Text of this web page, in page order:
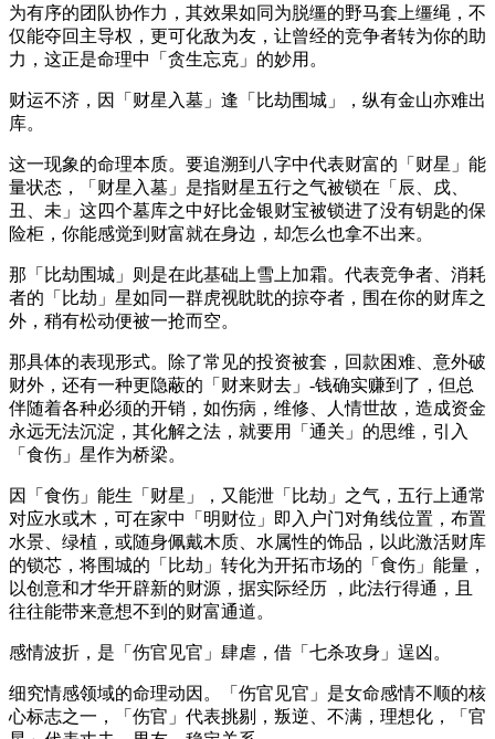
为有序的团队协作力，其效果如同为脱缰的野马套上缰绳，不
仅能夺回主导权，更可化敌为友，让曾经的竞争者转为你的助
力，这正是命理中「贪生忘克」的妙用。
财运不济，因「财星入墓」逢「比劫围城」，纵有金山亦难出
库。
这一现象的命理本质。要追溯到八字中代表财富的「财星」能
量状态，「财星入墓」是指财星五行之气被锁在「辰、戌、
丑、未」这四个墓库之中好比金银财宝被锁进了没有钥匙的保
险柜，你能感觉到财富就在身边，却怎么也拿不出来。
那「比劫围城」则是在此基础上雪上加霜。代表竞争者、消耗
者的「比劫」星如同一群虎视眈眈的掠夺者，围在你的财库之
外，稍有松动便被一抢而空。
那具体的表现形式。除了常见的投资被套，回款困难、意外破
财外，还有一种更隐蔽的「财来财去」-钱确实赚到了，但总
伴随着各种必须的开销，如伤病，维修、人情世故，造成资金
永远无法沉淀，其化解之法，就要用「通关」的思维，引入
「食伤」星作为桥梁。
因「食伤」能生「财星」，又能泄「比劫」之气，五行上通常
对应水或木，可在家中「明财位」即入户门对角线位置，布置
水景、绿植，或随身佩戴木质、水属性的饰品，以此激活财库
的锁芯，将围城的「比劫」转化为开拓市场的「食伤」能量，
以创意和才华开辟新的财源，据实际经历 ，此法行得通，且
往往能带来意想不到的财富通道。
感情波折，是「伤官见官」肆虐，借「七杀攻身」逞凶。
细究情感领域的命理动因。「伤官见官」是女命感情不顺的核
心标志之一，「伤官」代表挑剔，叛逆、不满，理想化，「官